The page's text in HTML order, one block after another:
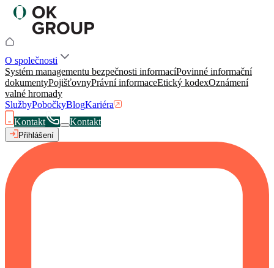
O společnosti
Systém managementu bezpečnosti informacíPovinné informační
dokumentyPojišťovnyPrávní informaceEtický kodexOznámení
valné hromady
SlužbyPobočkyBlogKariéra
Kontakt
Kontakt
Přihlášení